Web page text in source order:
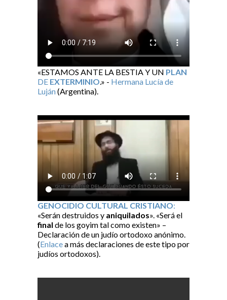
«ESTAMOS ANTE LA BESTIA Y UN PLAN
DE EXTERMINIO .» - Hermana Lucía de
Luján(Argentina).
GENOCIDIO CULTURAL CRISTIANO:
«Serán destruidos y aniquilados». «Será el
final de los goyim tal como existen» –
Declaración de un judío ortodoxo anónimo.
(Enlacea más declaraciones de este tipo por
judíos ortodoxos).